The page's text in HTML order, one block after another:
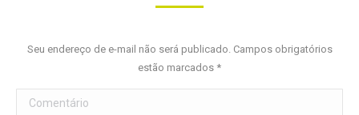
Seu endereço de e-mail não será publicado. Campos obrigatórios
estão marcados *
Comentário